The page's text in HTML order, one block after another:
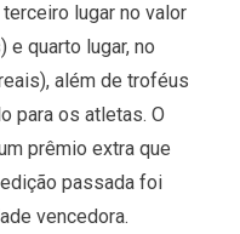
lugar no valor
e quarto lugar, no
além de troféus
para os atletas. O
prêmio extra que
passada foi
vencedora.